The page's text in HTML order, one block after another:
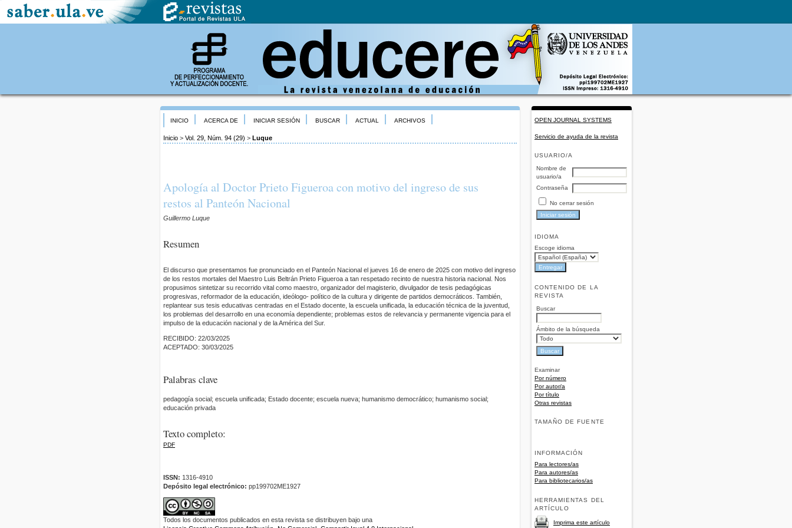
OPEN JOURNAL SYSTEMS
Servicio de ayuda de la revista
USUARIO/A
Nombre de
usuario/a
Contraseña
No cerrar sesión
IDIOMA
Escoge idioma
CONTENIDO DE LA
REVISTA
Buscar
Ámbito de la búsqueda
Examinar
Por número
Por autor/a
Por título
Otras revistas
TAMAÑO DE FUENTE
INFORMACIÓN
Para lectores/as
Para autores/as
Para bibliotecarios/as
HERRAMIENTAS DEL
ARTÍCULO
Imprima este artículo
INICIO ACERCA DE INICIAR SESIÓN BUSCAR ACTUAL ARCHIVOS
Inicio > Vol. 29, Núm. 94 (29) > Luque
Apología al Doctor Prieto Figueroa con motivo del ingreso de sus
restos al Panteón Nacional
Guillermo Luque
Resumen
El discurso que presentamos fue pronunciado en el Panteón Nacional el jueves 16 de enero de 2025 con motivo del ingreso
de los restos mortales del Maestro Luis Beltrán Prieto Figueroa a tan respetado recinto de nuestra historia nacional. Nos
propusimos sintetizar su recorrido vital como maestro, organizador del magisterio, divulgador de tesis pedagógicas
progresivas, reformador de la educación, ideólogo- político de la cultura y dirigente de partidos democráticos. También,
replantear sus tesis educativas centradas en el Estado docente, la escuela unificada, la educación técnica de la juventud,
los problemas del desarrollo en una economía dependiente; problemas estos de relevancia y permanente vigencia para el
impulso de la educación nacional y de la América del Sur.
RECIBIDO: 22/03/2025
ACEPTADO: 30/03/2025
Palabras clave
pedagogía social; escuela unificada; Estado docente; escuela nueva; humanismo democrático; humanismo social;
educación privada
Texto completo:
PDF
ISSN: 1316-4910
Depósito legal electrónico: pp199702ME1927
Todos los documentos publicados en esta revista se distribuyen bajo una